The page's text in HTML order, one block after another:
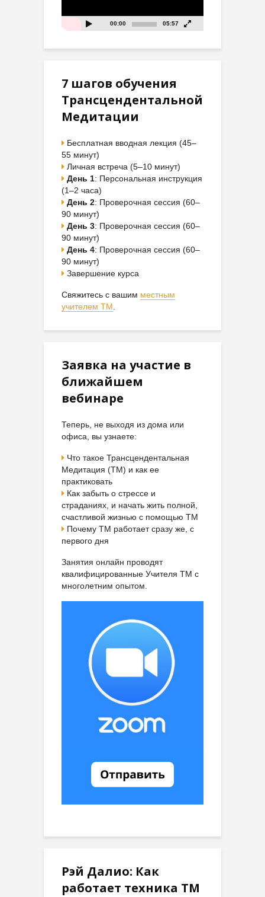
00:00 05:57
7 шагов обучения
Трансцендентальной
Медитации
Бесплатная вводная лекция (45–
55 минут)
Личная встреча (5–10 минут)
День 1: Персональная инструкция
(1–2 часа)
День 2: Проверочная сессия (60–
90 минут)
День 3: Проверочная сессия (60–
90 минут)
День 4: Проверочная сессия (60–
90 минут)
Завершение курса
Свяжитесь с вашим местным
учителем ТМ.
Заявка на участие в
ближайшем
вебинаре
Теперь, не выходя из дома или
офиса, вы узнаете:
Что такое Трансцендентальная
Медитация (ТМ) и как ее
практиковать
Как забыть о стрессе и
страданиях, и начать жить полной,
счастливой жизнью с помощью ТМ
Почему ТМ работает сразу же, с
первого дня
Занятия онлайн проводят
квалифицированные Учителя ТМ с
многолетним опытом.
Рэй Далио: Как
работает техника ТМ